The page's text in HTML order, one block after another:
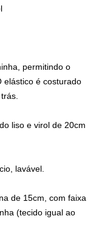
permitindo o
elástico é costurado
liso e virol de 20cm
lavável.
de 15cm, com faixa
(tecido igual ao